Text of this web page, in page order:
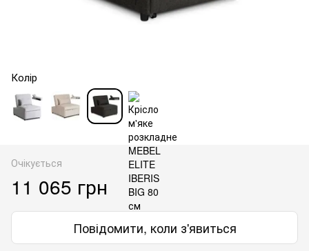
Колір
Очікується
11 065 грн
Повідомити, коли з'явиться